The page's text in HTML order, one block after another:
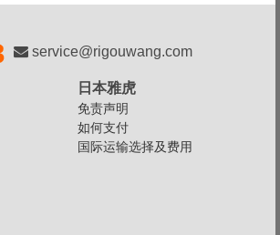
service@rigouwang.com
日本雅虎
免责声明
如何支付
国际运输选择及费用